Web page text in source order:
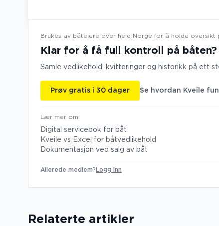
Brukes av båteiere over hele Norge for å holde oversikt
Klar for å få full kontroll på båten?
Samle vedlikehold, kvitteringer og historikk på ett
Prøv gratis i 30 dager Se hvordan Kveile
Lær mer om:
Digital servicebok for båt
Kveile vs Excel for båtvedlikehold
Dokumentasjon ved salg av båt
Allerede medlem? Logg inn
Relaterte artikler